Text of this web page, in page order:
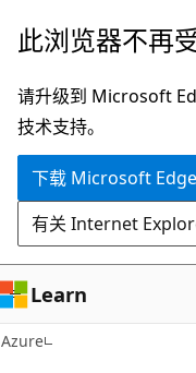
跳
主
要
内
此浏览器不再
请升级到 Microsoft
技术支持。
下载 Microsoft Edge
有关 Internet
Learn
Azure